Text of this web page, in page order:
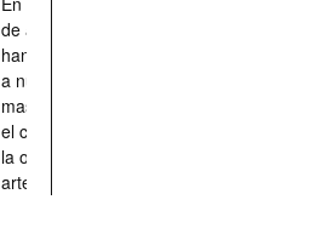
de aquellos
han situado
a nuestras
mascotas en
el centro de
la obra de
arte.